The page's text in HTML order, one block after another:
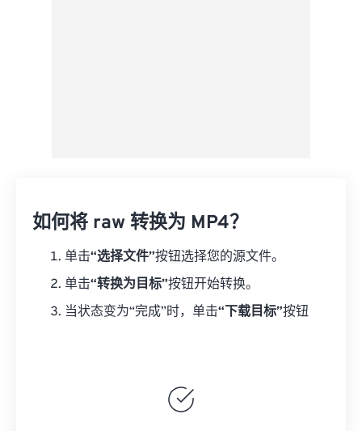
如何将 raw 转换为 MP4？
单击“选择文件”按钮选择您的源文件。
单击“转换为目标”按钮开始转换。
当状态变为“完成”时，单击“下载目标”按钮